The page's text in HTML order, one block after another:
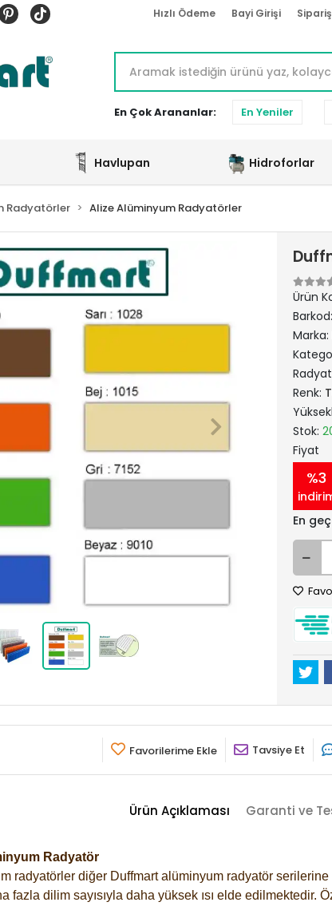
Hızlı Ödeme Bayi Girişi
En Çok Arananlar: En Yeniler
Havlupan Hidroforlar
Radyatörler Alize Alüminyum Radyatörler
Ürün
Barkod:
Marka:
Renk:
Stok:
Fiyat
%3
En
Favorilerime Ekle Tavsiye Et
Ürün Açıklaması Garanti ve
Radyatör
radyatörler diğer Duffmart alüminyum radyatör
fazla dilim sayısıyla daha yüksek ısı elde edilmektedir.